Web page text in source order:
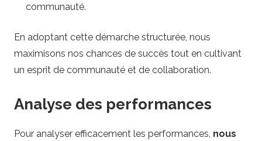
communauté.
En adoptant cette démarche structurée, nous
maximisons nos chances de succès tout en cultivant
un esprit de communauté et de collaboration.
Analyse des performances
Pour analyser efficacement les performances, nous